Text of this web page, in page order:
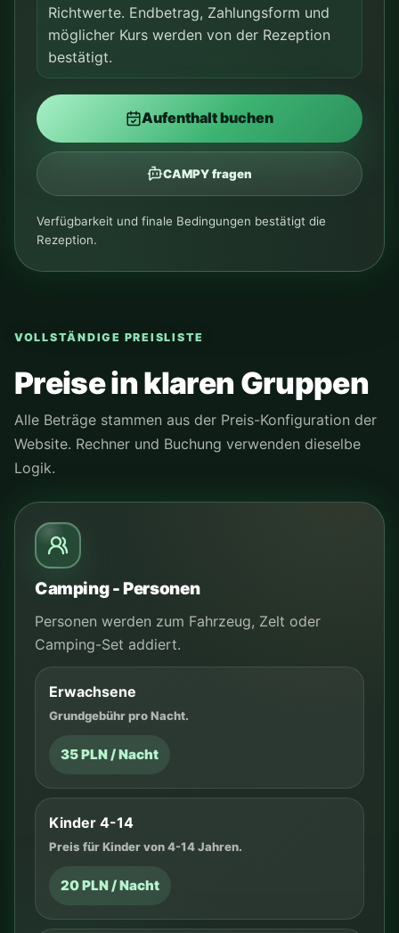
Richtwerte. Endbetrag, Zahlungsform und
möglicher Kurs werden von der Rezeption
bestätigt.
Aufenthalt buchen
CAMPY fragen
Verfügbarkeit und finale Bedingungen bestätigt die
Rezeption.
VOLLSTÄNDIGE PREISLISTE
Preise in klaren Gruppen
Alle Beträge stammen aus der Preis-Konfiguration der
Website. Rechner und Buchung verwenden dieselbe
Logik.
Camping - Personen
Personen werden zum Fahrzeug, Zelt oder
Camping-Set addiert.
Erwachsene
Grundgebühr pro Nacht.
35 PLN / Nacht
Kinder 4-14
Preis für Kinder von 4-14 Jahren.
20 PLN / Nacht